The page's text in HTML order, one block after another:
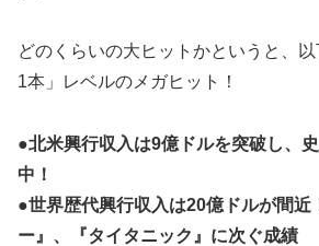
どのくらいの大ヒットかというと、
1本」レベルのメガヒット！
●北米興行収入は9億ドルを突破し、
中！
●世界歴代興行収入は20億ドルが間近
ー』、『タイタニック』に次ぐ成績